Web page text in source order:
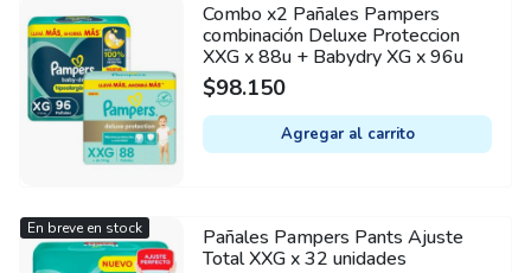
Combo x2 Pañales Pampers
combinación Deluxe Proteccion
XXG x 88u + Babydry XG x 96u
$98.150
Agregar al carrito
Pañales Pampers Pants Ajuste
Total XXG x 32 unidades
En breve en stock